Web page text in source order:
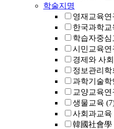
학술지명
영재교육연
한국과학교
학습자중
시민교육연
경제와 사회
정보관리학
과학기술학
교양교육연
생물교육
사회과교육
韓國社會學